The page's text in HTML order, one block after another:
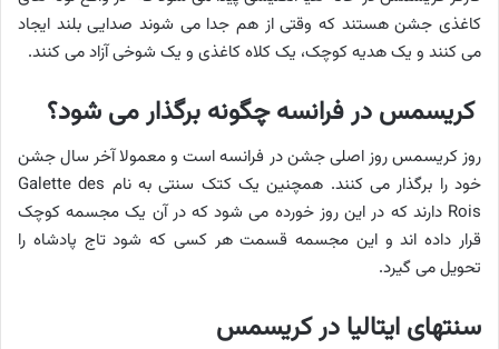
کاغذی جشن هستند که وقتی از هم جدا می شوند صدایی بلند ایجاد
می کنند و یک هدیه کوچک، یک کلاه کاغذی و یک شوخی آزاد می کنند.
کریسمس در فرانسه چگونه برگذار می شود؟
روز کریسمس روز اصلی جشن در فرانسه است و معمولا آخر سال جشن
خود را برگذار می کنند. همچنین یک کتک سنتی به نام Galette des
Rois دارند که در این روز خورده می شود که در آن یک مجسمه کوچک
قرار داده اند و این مجسمه قسمت هر کسی که شود تاج پادشاه را
تحویل می گیرد.
سنتهای ایتالیا در کریسمس